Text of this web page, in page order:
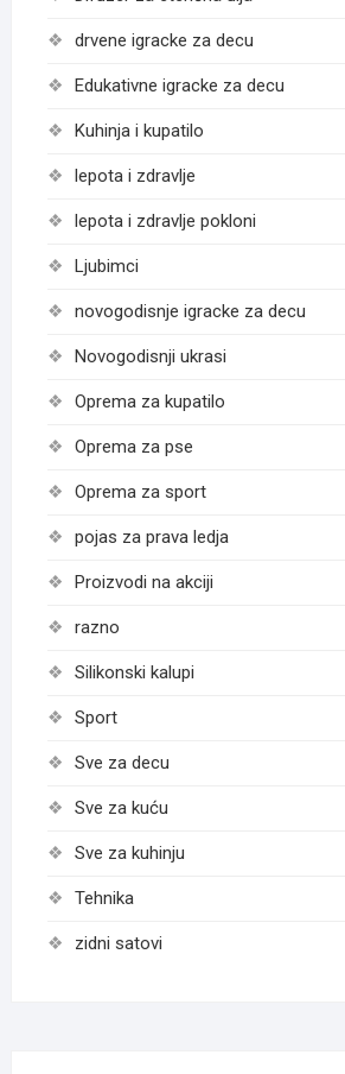
drvene igracke za decu
Edukativne igracke za decu
Kuhinja i kupatilo
lepota i zdravlje
lepota i zdravlje pokloni
Ljubimci
novogodisnje igracke za decu
Novogodisnji ukrasi
Oprema za kupatilo
Oprema za pse
Oprema za sport
pojas za prava ledja
Proizvodi na akciji
razno
Silikonski kalupi
Sport
Sve za decu
Sve za kuću
Sve za kuhinju
Tehnika
zidni satovi